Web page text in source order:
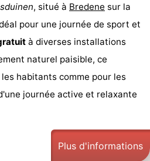
, situé à Bredene sur la
pour une journée de sport et
à diverses installations
naturel paisible, ce
habitants comme pour les
journée active et relaxante
Plus d'informations